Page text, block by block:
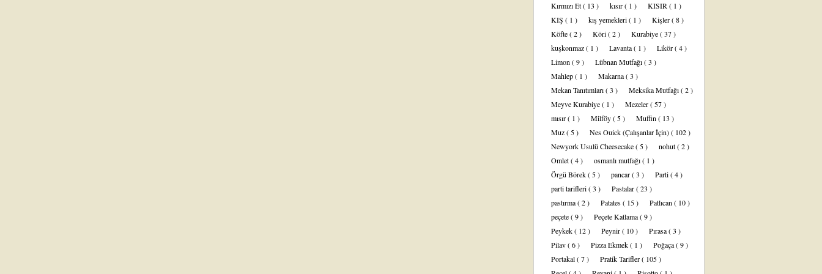
Kırmızı Et( 13 ) kısır( 1 ) KISIR ( 1 )
KIŞ ( 1 ) kış yemekleri( 1 ) Kişler( 8 )
Köfte( 2 ) Köri( 2 ) Kurabiye( 37 )
kuşkonmaz( 1 ) Lavanta( 1 ) Likör( 4 )
Limon ( 9 ) Lübnan Mutfağı( 3 )
Mahlep( 1 ) Makarna( 3 )
Mekan Tanıtımları( 3 ) Meksika Mutfağı( 2 )
Meyve Kurabiye( 1 ) Mezeler( 57 )
mısır( 1 ) Milföy( 5 ) Muffin ( 13 )
Muz( 5 ) Nes Ouick (Çalışanlar İçin)( 102 )
Newyork Usulü Cheesecake( 5 ) nohut( 2 )
Omlet( 4 ) osmanlı mutfağı( 1 )
Örgü Börek( 5 ) pancar( 3 ) Parti( 4 )
parti tarifleri( 3 ) Pastalar( 23 )
pastırma( 2 ) Patates( 15 ) Patlıcan ( 10 )
peçete( 9 ) Peçete Katlama( 9 )
Peykek( 12 ) Peynir( 10 ) Pırasa( 3 )
Pilav( 6 ) Pizza Ekmek( 1 ) Poğaça( 9 )
Portakal( 7 ) Pratik Tarifler( 105 )